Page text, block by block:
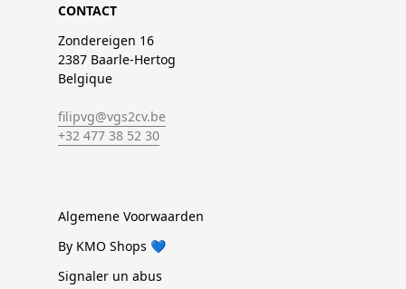
CONTACT
Zondereigen 16
2387 Baarle-Hertog
Belgique
filipvg@vgs2cv.be
+32 477 38 52 30
Algemene Voorwaarden
By KMO Shops 💙
Signaler un abus